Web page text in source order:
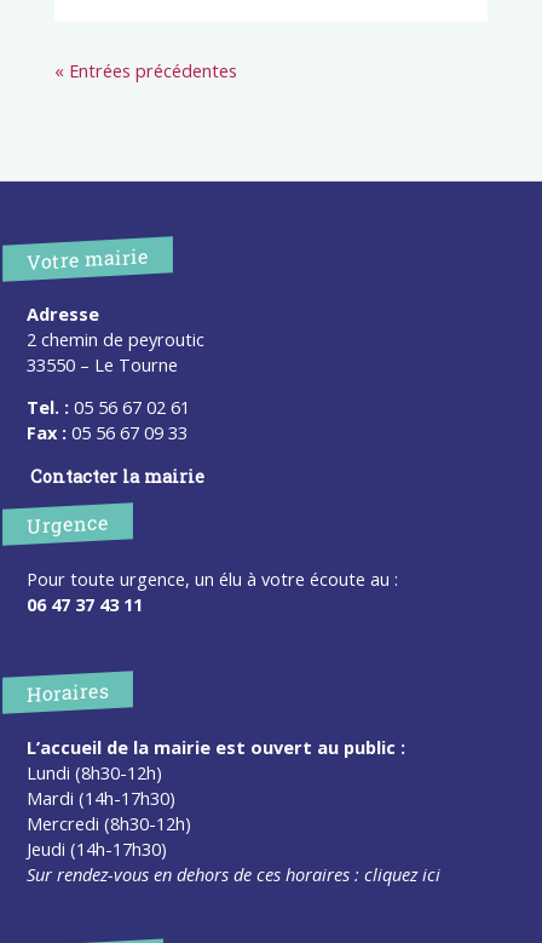
« Entrées précédentes
Votre mairie
Adresse
2 chemin de peyroutic
33550 – Le Tourne
Tel. : 05 56 67 02 61
Fax : 05 56 67 09 33
Contacter la mairie
Urgence
Pour toute urgence, un élu à votre écoute au :
06 47 37 43 11
Horaires
L’accueil de la mairie est ouvert au public :
Lundi (8h30-12h)
Mardi (14h-17h30)
Mercredi (8h30-12h)
Jeudi (14h-17h30)
Sur rendez-vous en dehors de ces horaires :cliquez ici